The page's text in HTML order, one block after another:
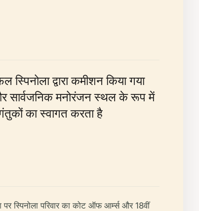
द्वारा कमीशन किया गया
सार्वजनिक मनोरंजन स्थल के रूप में
का स्वागत करता है
स्पिनोला परिवार का कोट ऑफ आर्म्स और 18वीं